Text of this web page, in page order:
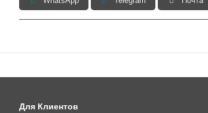
Для Клиентов